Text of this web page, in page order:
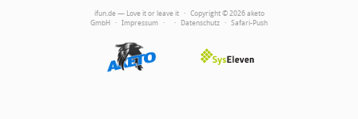
ifun.de — Love it or leave it · Copyright © 2026 aketo
GmbH · Impressum · · Datenschutz · Safari-Push